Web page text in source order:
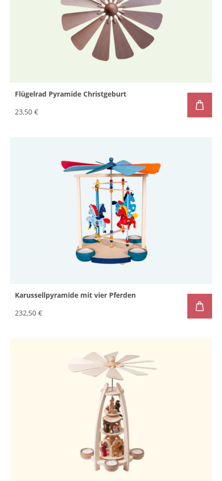
Flügelrad Pyramide Christgeburt
23,50 €
Karussellpyramide mit vier Pferden
232,50 €